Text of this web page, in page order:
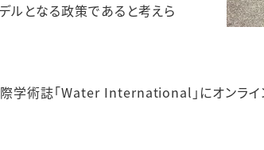
ルとなる政策であると考えら
学術誌「Water International」にオンライ